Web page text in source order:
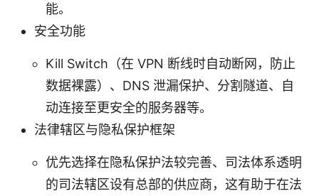
能。
安全功能
Kill Switch（在 VPN 断线时自动断网，防止
数据裸露）、DNS 泄漏保护、分割隧道、自
动连接至更安全的服务器等。
法律辖区与隐私保护框架
优先选择在隐私保护法较完善、司法体系透明
的司法辖区设有总部的供应商，这有助于在法